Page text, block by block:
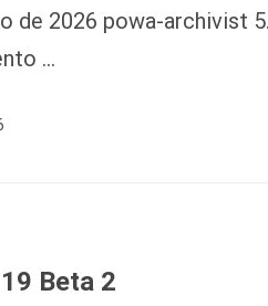
de 2026 powa-archivist
…
Beta 2